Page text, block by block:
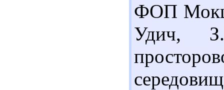
ФОП
Удич, З.